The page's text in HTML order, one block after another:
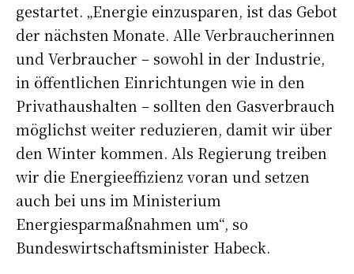
gestartet. „Energie einzusparen, ist das Gebot
der nächsten Monate. Alle Verbraucherinnen
und Verbraucher – sowohl in der Industrie,
in öffentlichen Einrichtungen wie in den
Privathaushalten – sollten den Gasverbrauch
möglichst weiter reduzieren, damit wir über
den Winter kommen. Als Regierung treiben
wir die Energieeffizienz voran und setzen
auch bei uns im Ministerium
Energiesparmaßnahmen um“, so
Bundeswirtschaftsminister Habeck.